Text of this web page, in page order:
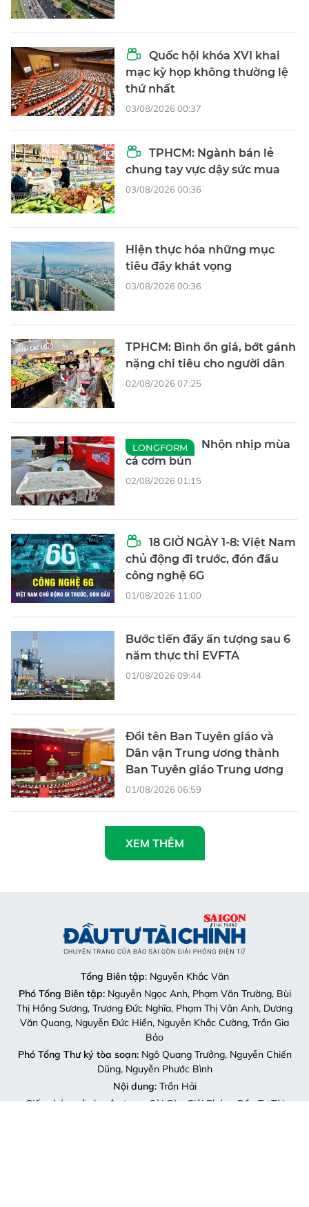
Quốc hội khóa XVI khai
mạc kỳ họp không thường lệ
thứ nhất
03/08/2026 00:37
TPHCM: Ngành bán lẻ
chung tay vực dậy sức mua
03/08/2026 00:36
Hiện thực hóa những mục
tiêu đầy khát vọng
03/08/2026 00:36
TPHCM: Bình ổn giá, bớt gánh
nặng chi tiêu cho người dân
02/08/2026 07:25
LONGFORM
Nhộn nhịp mùa
cá cơm bún
02/08/2026 01:15
18 GIỜ NGÀY 1-8: Việt Nam
chủ động đi trước, đón đầu
công nghệ 6G
01/08/2026 11:00
Bước tiến đầy ấn tượng sau 6
năm thực thi EVFTA
01/08/2026 09:44
Đổi tên Ban Tuyên giáo và
Dân vận Trung ương thành
Ban Tuyên giáo Trung ương
01/08/2026 06:59
XEM THÊM
Tổng Biên tập: Nguyễn Khắc Văn
Phó Tổng Biên tập:Nguyễn Ngọc Anh, Phạm Văn Trường, Bùi
Thị Hồng Sương, Trương Đức Nghĩa, Phạm Thị Vân Anh, Dương
Văn Quang, Nguyễn Đức Hiển, Nguyễn Khắc Cường, Trần Gia
Bảo
Phó Tổng Thư ký tòa soạn:Ngô Quang Trưởng, Nguyễn Chiến
Dũng, Nguyễn Phước Bình
Nội dung:Trần Hải
Giấy phép mở chuyên trang Sài Gòn Giải Phóng Đầu Tư Tài